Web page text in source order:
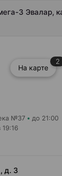
3 Эвалар,
На карте
2
№37 до 21:00
д. 3